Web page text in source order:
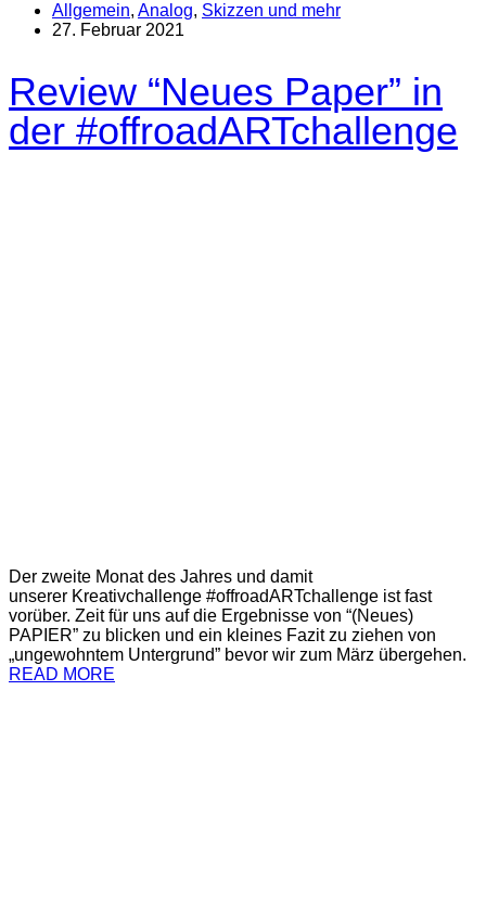
Allgemein, Analog, Skizzen und mehr
27. Februar 2021
Review “Neues Paper” in
der #offroadARTchallenge
Der zweite Monat des Jahres und damit
unserer Kreativchallenge #offroadARTchallenge ist fast
vorüber. Zeit für uns auf die Ergebnisse von “(Neues)
PAPIER” zu blicken und ein kleines Fazit zu ziehen von
„ungewohntem Untergrund” bevor wir zum März übergehen.
READ MORE